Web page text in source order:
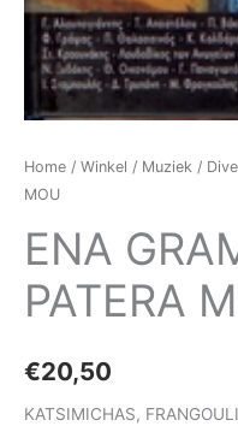
Home / Winkel / Muziek /
MOU
ENA
PATERA
€20,50
KATSIMICHAS,